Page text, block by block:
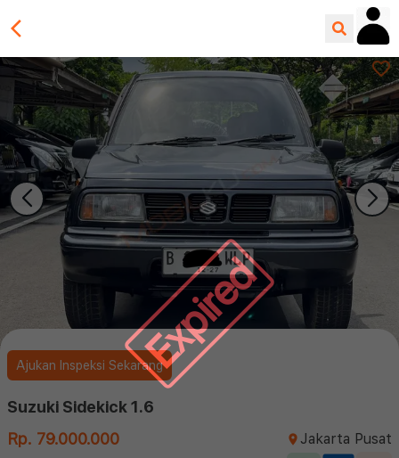
Expired
Ajukan Inspeksi Sekarang
Suzuki Sidekick 1.6
Rp. 79.000.000
Jakarta Pusat